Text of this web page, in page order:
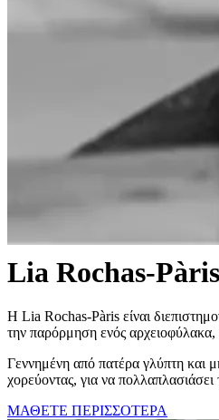
Lia Rochas-Pàris
Η Lia Rochas-Pàris είναι
την παρόρμηση ενός
Γεννημένη από πατέρα γλύπτη και
χορεύοντας, για να
ΜΑΘΕΤΕ ΠΕΡΙΣΣΟΤΕΡΑ